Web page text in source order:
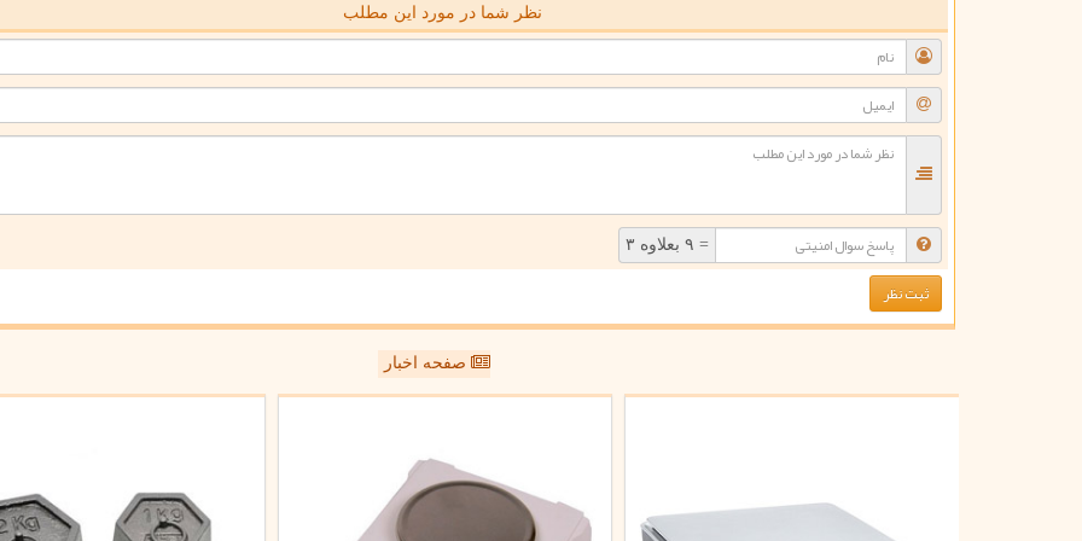
نظر شما در مورد این مطلب
= ۹ بعلاوه ۳
صفحه اخبار